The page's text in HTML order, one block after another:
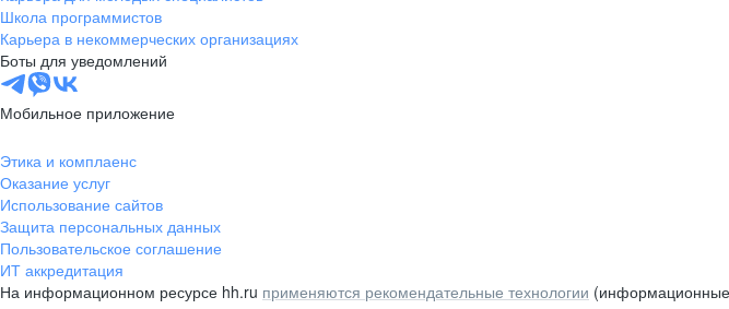
Школа программистов
Карьера в некоммерческих организациях
Боты для уведомлений
Мобильное приложение
Этика и комплаенс
Оказание услуг
Использование сайтов
Защита персональных данных
Пользовательское соглашение
ИТ аккредитация
На информационном ресурсе hh.ru применяются рекомендательные технологии (информационные